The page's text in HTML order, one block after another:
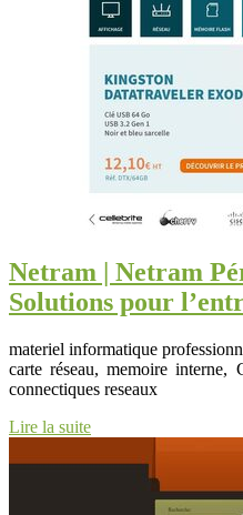
Netram | Netram
Solutions pour
materiel informatique
carte réseau, memoire interne,
connectiques reseaux
Lire la suite